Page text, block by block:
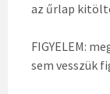
az űrlap
FIGYELEM:
sem vesszük